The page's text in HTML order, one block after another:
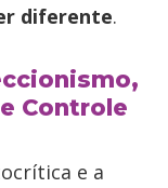
diferente.
Controle
e a